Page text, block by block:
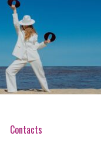
Contacts